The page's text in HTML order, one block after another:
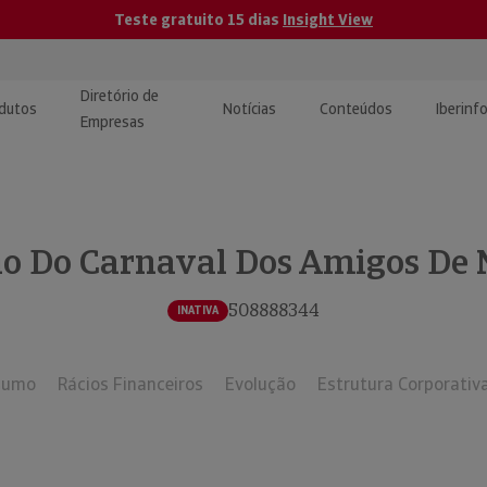
Teste gratuito 15 dias Insight View
e Monitorização de
Diretório de
Empresas
Notícias Conteúdos
| Estudos e
Do Carnaval Dos Amigos
INATIVA 508888344
Rácios Financeiros Evolução Estrutura Corporativa